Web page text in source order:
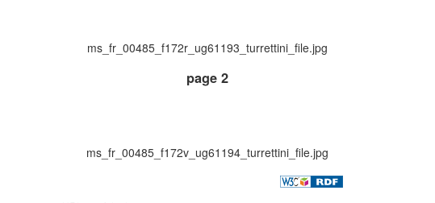
ms_fr_00485_f172r_ug61193_turrettini_file.jpg
page 2
ms_fr_00485_f172v_ug61194_turrettini_file.jpg